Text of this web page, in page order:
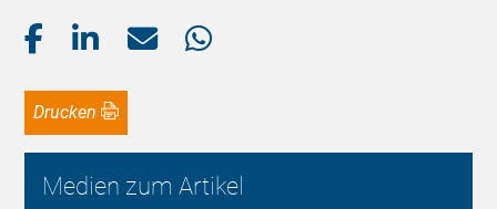
Drucken
Medien zum Artikel